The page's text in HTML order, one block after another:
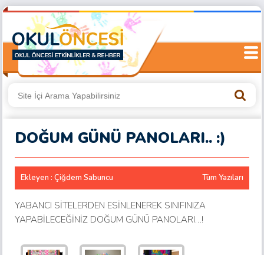
DOĞUM GÜNÜ PANOLARI.. :)
Ekleyen : Çiğdem Sabuncu Tüm Yazıları
YABANCI SİTELERDEN ESİNLENEREK SINIFINIZA
YAPABİLECEĞİNİZ DOĞUM GÜNÜ PANOLARI…!